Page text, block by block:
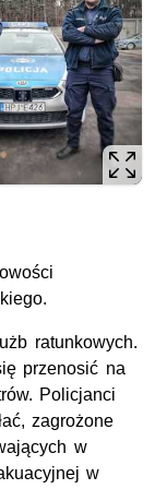
ratunkowych.
przenosić na
Policjanci
zagrożone
w
w